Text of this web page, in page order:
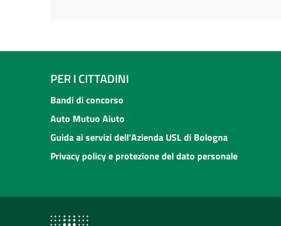
PER I CITTADINI
Bandi di concorso
Auto Mutuo Aiuto
Guida ai servizi dell'Azienda USL di Bologna
Privacy policy e protezione del dato personale